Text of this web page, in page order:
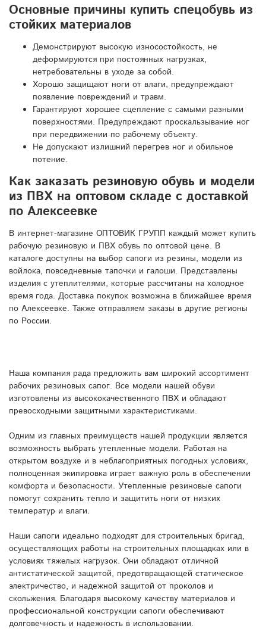
Основные причины купить спецобувь из
стойких материалов
Демонстрируют высокую износостойкость, не
деформируются при постоянных нагрузках,
нетребовательны в уходе за собой.
Хорошо защищают ноги от влаги, предупреждают
появление повреждений и травм.
Гарантируют хорошее сцепление с самыми разными
поверхностями. Предупреждают проскальзывание ног
при передвижении по рабочему объекту.
Не допускают излишний перегрев ног и обильное
потение.
Как заказать резиновую обувь и модели
из ПВХ на оптовом складе с доставкой
по Алексеевке
В интернет-магазине ОПТОВИК ГРУПП каждый может купить
рабочую резиновую и ПВХ обувь по оптовой цене. В
каталоге доступны на выбор сапоги из резины, модели из
войлока, повседневные тапочки и галоши. Представлены
изделия с утеплителями, которые рассчитаны на холодное
время года. Доставка покупок возможна в ближайшее время
по Алексеевке. Также отправляем заказы в другие регионы
по России.
Наша компания рада предложить вам широкий ассортимент
рабочих резиновых сапог. Все модели нашей обуви
изготовлены из высококачественного ПВХ и обладают
превосходными защитными характеристиками.
Одним из главных преимуществ нашей продукции является
возможность выбрать утепленные модели. Работая на
открытом воздухе и в неблагоприятных погодных условиях,
полноценная экипировка играет важную роль в обеспечении
комфорта и безопасности. Утепленные резиновые сапоги
помогут сохранить тепло и защитить ноги от низких
температур и влаги.
Наши сапоги идеально подходят для строительных бригад,
осуществляющих работы на строительных площадках или в
условиях тяжелых нагрузок. Они обладают отличной
антистатической защитой, предотвращающей статическое
электричество, и надежной защитой от проколов и
скольжения. Благодаря высокому качеству материалов и
профессиональной конструкции сапоги обеспечивают
долговечность и надежность в использовании.